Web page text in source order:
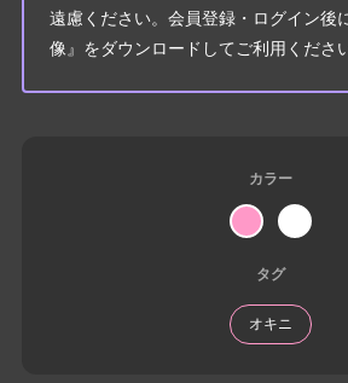
遠慮ください。会員登録・ログイン後
像』をダウンロードしてご利用くださ
カラー
タグ
オキニ